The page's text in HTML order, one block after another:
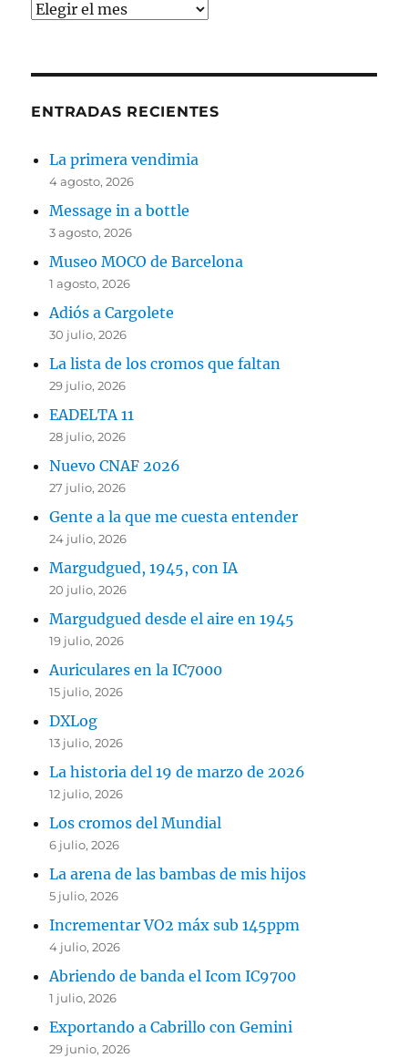
Archivos
ENTRADAS RECIENTES
La primera vendimia
4 agosto, 2026
Message in a bottle
3 agosto, 2026
Museo MOCO de Barcelona
1 agosto, 2026
Adiós a Cargolete
30 julio, 2026
La lista de los cromos que faltan
29 julio, 2026
EADELTA 11
28 julio, 2026
Nuevo CNAF 2026
27 julio, 2026
Gente a la que me cuesta entender
24 julio, 2026
Margudgued, 1945, con IA
20 julio, 2026
Margudgued desde el aire en 1945
19 julio, 2026
Auriculares en la IC7000
15 julio, 2026
DXLog
13 julio, 2026
La historia del 19 de marzo de 2026
12 julio, 2026
Los cromos del Mundial
6 julio, 2026
La arena de las bambas de mis hijos
5 julio, 2026
Incrementar VO2 máx sub 145ppm
4 julio, 2026
Abriendo de banda el Icom IC9700
1 julio, 2026
Exportando a Cabrillo con Gemini
29 junio, 2026